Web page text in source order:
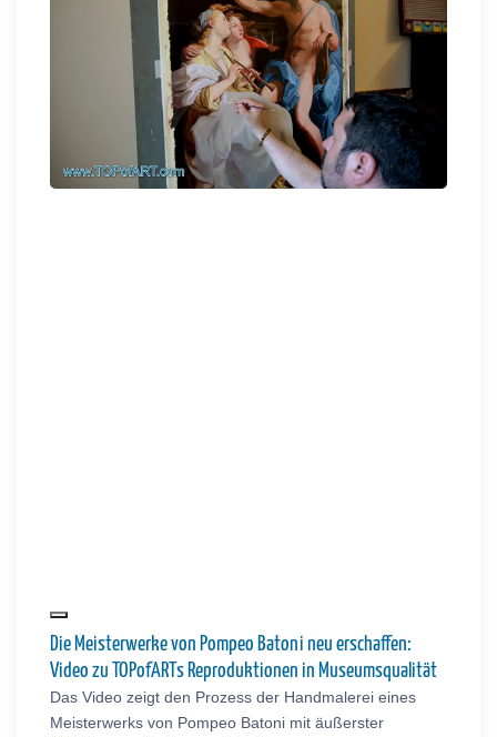
Die Meisterwerke von Pompeo Batoni neu erschaffen:
Video zu TOPofARTs Reproduktionen in Museumsqualität
Das Video zeigt den Prozess der Handmalerei eines
Meisterwerks von Pompeo Batoni mit äußerster